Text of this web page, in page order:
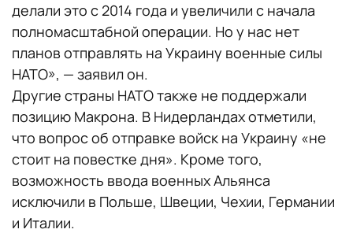
делали это с 2014 года и увеличили с начала
полномасштабной операции. Но у нас нет
планов отправлять на Украину военные силы
НАТО», — заявил он.
Другие страны НАТО также не поддержали
позицию Макрона. В Нидерландах отметили,
что вопрос об отправке войск на Украину «не
стоит на повестке дня». Кроме того,
возможность ввода военных Альянса
исключили в Польше, Швеции, Чехии, Германии
и Италии.